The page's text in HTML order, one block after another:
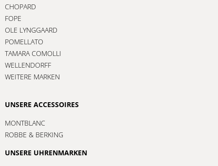
CHOPARD
FOPE
OLE LYNGGAARD
POMELLATO
TAMARA COMOLLI
WELLENDORFF
WEITERE MARKEN
UNSERE ACCESSOIRES
MONTBLANC
ROBBE & BERKING
UNSERE UHRENMARKEN